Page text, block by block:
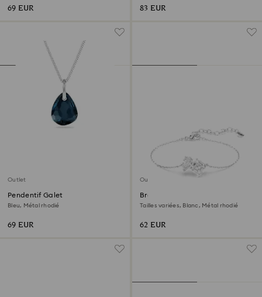
69 EUR 83 EUR
Outlet
Pendentif Galet
Bleu, Métal rhodié
69 EUR
Outlet
Bracelet Mesmera
Tailles variées, Blanc, Métal rhodié
62 EUR